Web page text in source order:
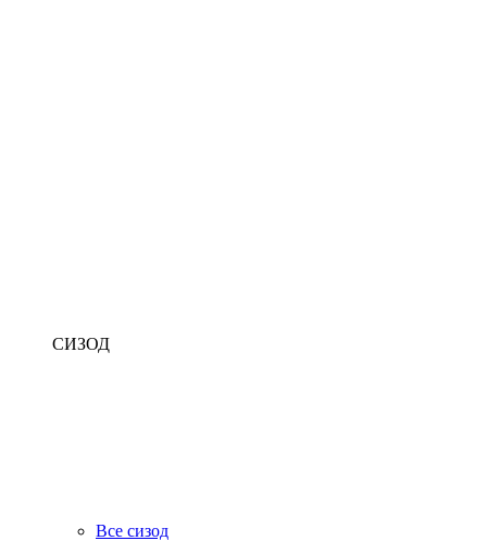
СИЗОД
Все сизод